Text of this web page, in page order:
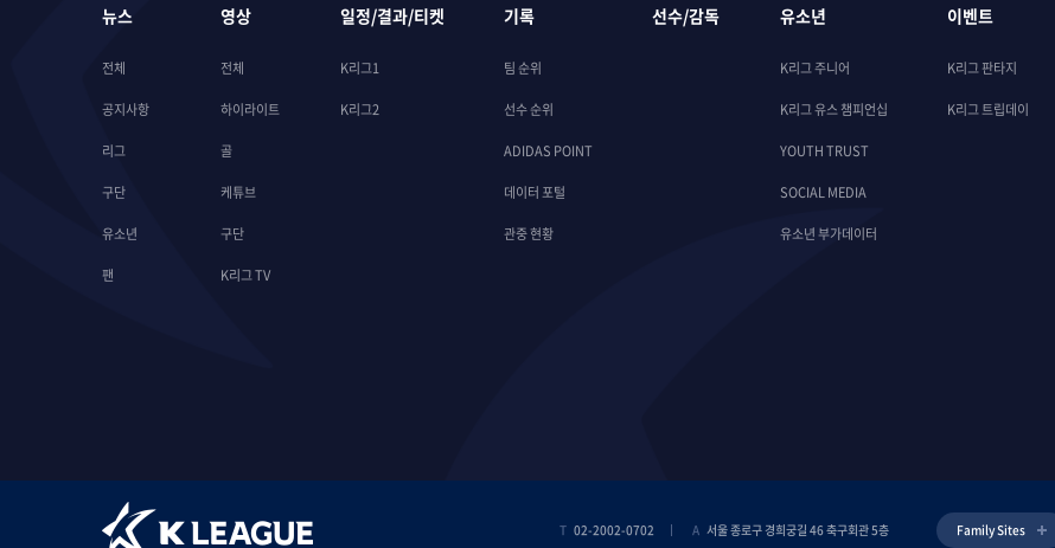
뉴스
전체
공지사항
리그
구단
유소년
팬
영상
전체
하이라이트
골
케튜브
구단
K리그 TV
일정/결과/티켓
K리그1
K리그2
기록
팀 순위
선수 순위
ADIDAS POINT
데이터 포털
관중 현황
선수/감독 유소년
K리그 주니어
K리그 유스 챔피언십
YOUTH TRUST
SOCIAL MEDIA
유소년 부가데이터
이벤트
K리그 판타지
K리그 트립데이
T 02-2002-0702 A 서울 종로구 경희궁길 46 축구회관 5층 Family Sites